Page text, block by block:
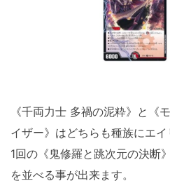
《千両力士 多禍の泥粋》と《
イザー》はどちらも種族にエイ
1回の《鬼修羅と跳次元の決断
を並べる事が出来ます。